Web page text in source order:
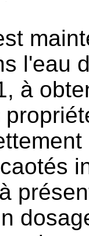
l'eau
à